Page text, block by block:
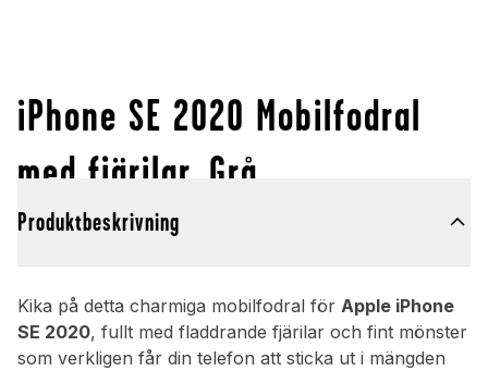
iPhone SE 2020 Mobilfodral
med fjärilar, Grå
Produktbeskrivning
Kika på detta charmiga mobilfodral för Apple iPhone
SE 2020, fullt med fladdrande fjärilar och fint mönster
som verkligen får din telefon att sticka ut i mängden